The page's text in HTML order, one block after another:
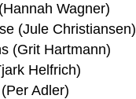
Wagner)
(Jule Christiansen)
(Grit Hartmann)
Helfrich)
Adler)